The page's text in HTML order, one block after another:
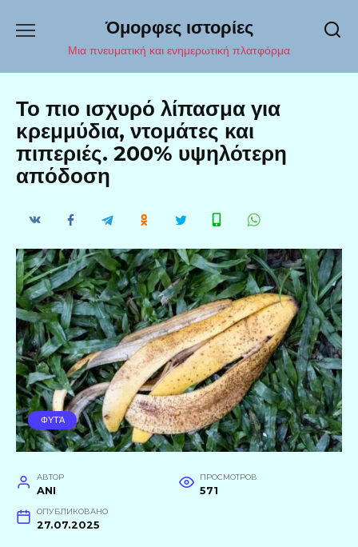
содержанию
Όμορφες ιστορίες
Μια πνευματική και ενημερωτική πλατφόρμα
Το πιο ισχυρό λίπασμα για
κρεμμύδια, ντομάτες και
πιπεριές. 200% υψηλότερη
απόδοση
ΦΥΤΆ
АВТОР
ANI
ПРОСМОТРОВ
571
ОПУБЛИКОВАНО
27.07.2025